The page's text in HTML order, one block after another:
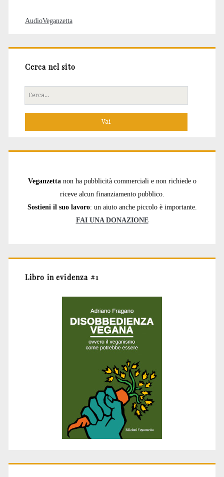
AudioVeganzetta
Cerca nel sito
Cerca
per:
Veganzetta non ha pubblicità commerciali e non richiede o
riceve alcun finanziamento pubblico.
Sostieni il suo lavoro: un aiuto anche piccolo è importante.
FAI UNA DONAZIONE
Libro in evidenza #1